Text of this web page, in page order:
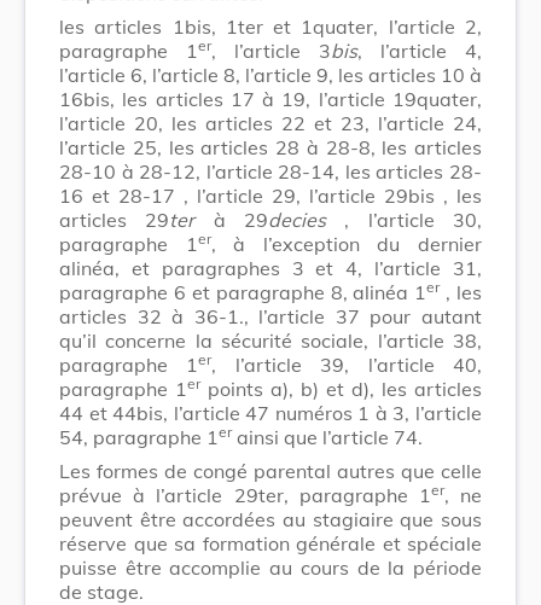
les articles 1bis, 1ter et 1quater, l’article 2,
paragraphe 1 er, l’article 3bis, l’article 4,
l’article 6, l’article 8, l’article 9, les articles 10 à
16bis, les articles 17 à 19, l’article 19quater,
l’article 20, les articles 22 et 23, l’article 24,
l’article 25, les articles 28 à 28-8, les articles
28-10 à 28-12, l’article 28-14, les articles 28-
16 et 28-17 , l’article 29, l’article 29bis , les
articles 29terà 29decies, l’article 30,
paragraphe 1 er, à l’exception du dernier
alinéa, et paragraphes 3 et 4, l’article 31,
paragraphe 6 et paragraphe 8, alinéa 1er, les
articles 32 à 36-1., l’article 37 pour autant
qu’il concerne la sécurité sociale, l’article 38,
paragraphe 1er, l’article 39, l’article 40,
paragraphe 1 erpoints a), b) et d), les articles
44 et 44bis, l’article 47 numéros 1 à 3, l’article
54, paragraphe 1 erainsi que l’article 74.
Les formes de congé parental autres que celle
prévue à l’article 29ter, paragraphe 1 er, ne
peuvent être accordées au stagiaire que sous
réserve que sa formation générale et spéciale
puisse être accomplie au cours de la période
de stage.